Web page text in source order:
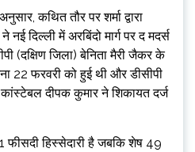
कथित तौर पर शर्मा द्वारा
दिल्ली में अरबिंदो मार्ग पर द मदर्स
(दक्षिण जिला) बेनिता मैरी जैकर के
22 फरवरी को हुई थी और डीसीपी
दीपक कुमार ने शिकायत दर्ज
फीसदी हिस्सेदारी है जबकि शेष 49